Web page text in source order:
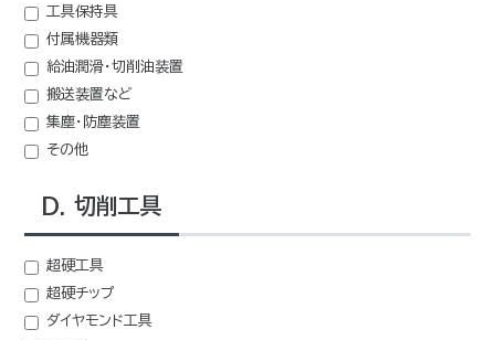
工具保持具
付属機器類
給油潤滑・切削油装置
搬送装置など
集塵・防塵装置
その他
D. 切削工具
超硬工具
超硬チップ
ダイヤモンド工具